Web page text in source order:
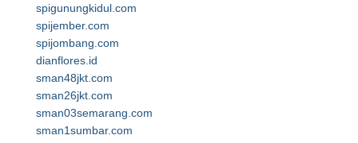
spigunungkidul.com
spijember.com
spijombang.com
dianflores.id
sman48jkt.com
sman26jkt.com
sman03semarang.com
sman1sumbar.com